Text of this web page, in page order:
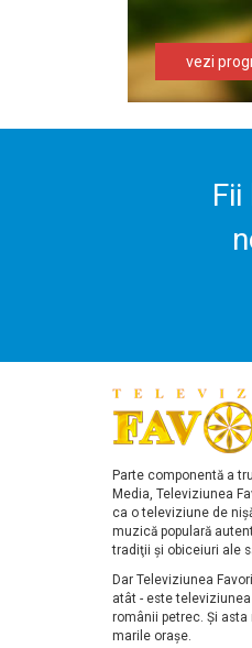
vezi
Parte componentă a
Media, Televiziunea
ca o televiziune de
muzică populară
tradiţii şi obiceiuri ale
Dar Televiziunea
atât - este
românii petrec. Şi
marile oraşe.